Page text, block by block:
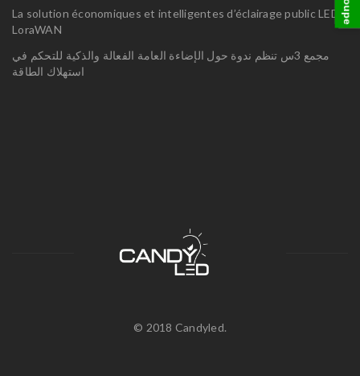
La solution économiques et intelligentes d’éclairage public LED
LoraWAN
مجمع 3س تنظم ندوة حول الإضاءة العامة الفعالة والذكية للتحكم في
استهلاك الطاقة
© 2018 Candyled.